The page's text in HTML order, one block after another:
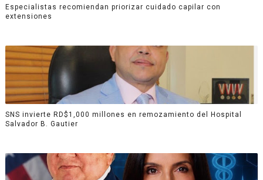
Especialistas recomiendan priorizar cuidado capilar con
extensiones
SNS invierte RD$1,000 millones en remozamiento del Hospital
Salvador B. Gautier